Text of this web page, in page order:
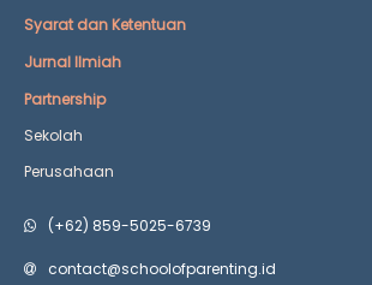
Syarat dan Ketentuan
Jurnal Ilmiah
Partnership
Sekolah
Perusahaan
(+62) 859-5025-6739
contact@schoolofparenting.id